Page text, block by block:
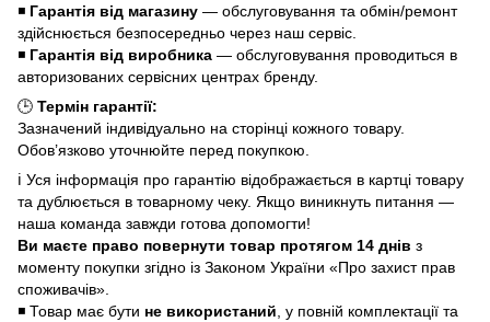
◾ Гарантія від магазину — обслуговування та обмін/ремонт
здійснюється безпосередньо через наш сервіс.
◾ Гарантія від виробника — обслуговування проводиться в
авторизованих сервісних центрах бренду.
🕒 Термін гарантії:
Зазначений індивідуально на сторінці кожного товару.
Обов’язково уточнюйте перед покупкою.
ℹ️ Уся інформація про гарантію відображається в картці товару
та дублюється в товарному чеку. Якщо виникнуть питання —
наша команда завжди готова допомогти!
Ви маєте право повернути товар протягом 14 днів з
моменту покупки згідно із Законом України «Про захист прав
споживачів».
◾ Товар має бути не використаний , у повній комплектації та